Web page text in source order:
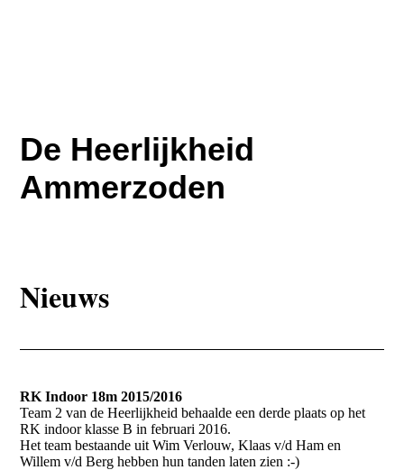
De Heerlijkheid
Ammerzoden
Nieuws
RK Indoor 18m 2015/2016
Team 2 van de Heerlijkheid behaalde een derde plaats op het
RK indoor klasse B in februari 2016.
Het team bestaande uit Wim Verlouw, Klaas v/d Ham en
Willem v/d Berg hebben hun tanden laten zien :-)